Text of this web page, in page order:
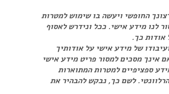
החופשי ויעשה בו שימוש למטרות
לנו מידע אישי. ככל ונידרש לאסוף
אודות כך.
של מידע אישי על אודותיך
אינך מסכים למסור פריט מידע אישי
ספציפיים למטרות המתוארות
לשם כך, נבקש להבהיר את